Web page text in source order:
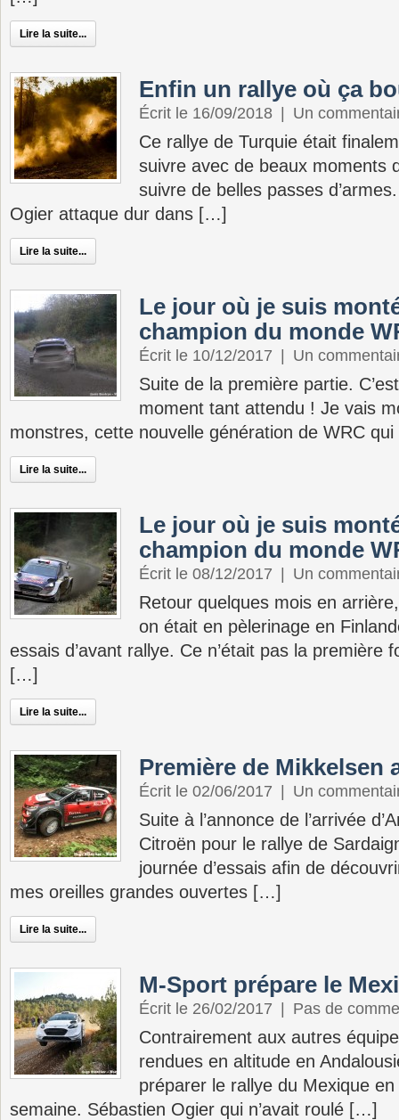
Lire la suite...
Enfin un rallye où ça
Écrit le 16/09/2018 Un
Ce rallye de Turquie était
suivre avec de beaux moments
suivre de belles passes
Ogier attaque dur dans […]
Lire la suite...
Le jour où je suis
champion du monde
Écrit le 10/12/2017 Un
Suite de la première partie.
moment tant attendu ! Je vais
monstres, cette nouvelle génération de WRC
Lire la suite...
Le jour où je suis
champion du monde
Écrit le 08/12/2017 Un
Retour quelques mois en
on était en pèlerinage en
essais d’avant rallye. Ce n’était pas la première
[…]
Lire la suite...
Première de Mikkelsen
Écrit le 02/06/2017 Un
Suite à l’annonce de l’arrivée
Citroën pour le rallye de
journée d’essais afin de
mes oreilles grandes ouvertes […]
Lire la suite...
M-Sport prépare le
Écrit le 26/02/2017 Pas de
Contrairement aux autres
rendues en altitude en
préparer le rallye du Mexique
semaine. Sébastien Ogier qui n’avait roulé […]